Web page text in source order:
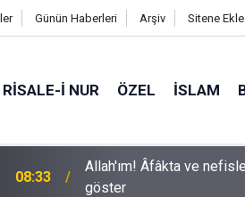
Günün Haberleri Arşiv Sitene Ekle
RISALE-I NUR ÖZEL İSLAM
02:15
Bediüzzaman: Kelimeler,
halde şaşırmıyor